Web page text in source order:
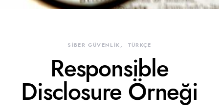
SİBER GÜVENLİK TÜRKÇE
Responsible
Disclosure Örneği